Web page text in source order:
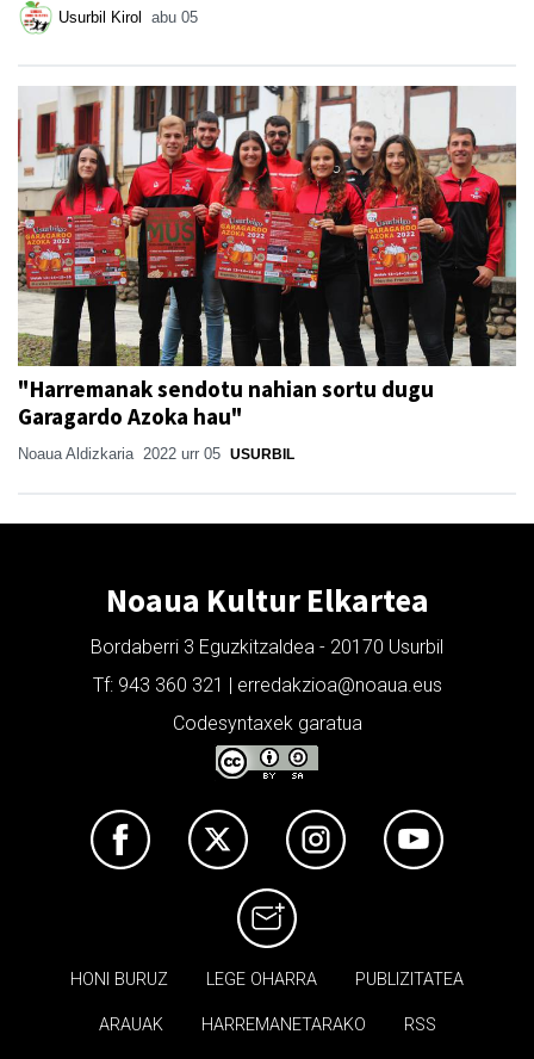
Usurbil Kirol abu 05
"Harremanak sendotu nahian sortu dugu
Garagardo Azoka hau"
Noaua Aldizkaria 2022 urr 05 USURBIL
Noaua Kultur Elkartea
Bordaberri 3 Eguzkitzaldea - 20170 Usurbil
Tf: 943 360 321 | erredakzioa@noaua.eus
Codesyntaxek garatua
HONI BURUZ LEGE OHARRA PUBLIZITATEA
ARAUAK HARREMANETARAKO RSS